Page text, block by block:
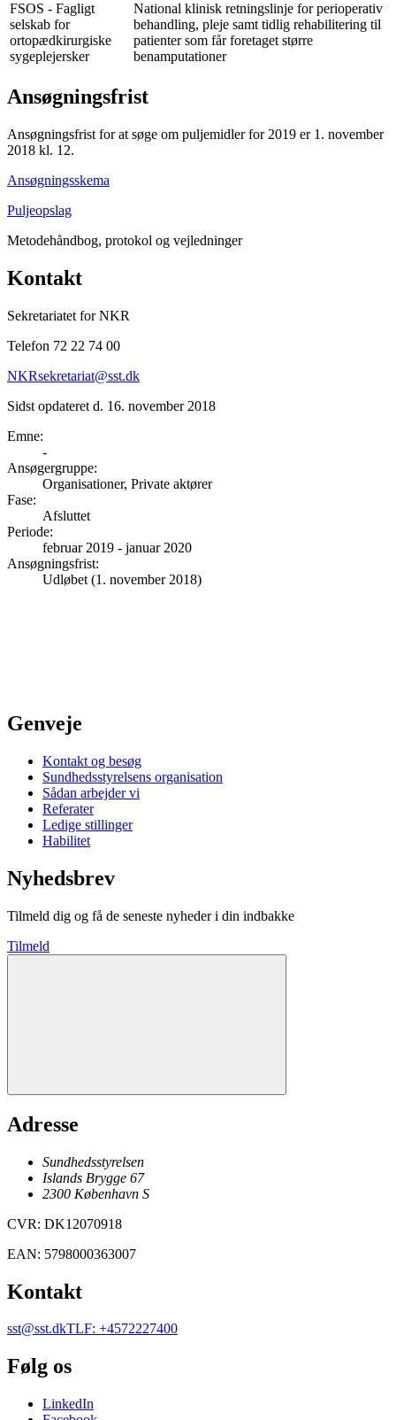
FSOS - Fagligt
selskab for
ortopædkirurgiske
sygeplejersker
National klinisk retningslinje for perioperativ
behandling, pleje samt tidlig rehabilitering til
patienter som får foretaget større
benamputationer
Ansøgningsfrist
Ansøgningsfrist for at søge om puljemidler for 2019 er 1. november
2018 kl. 12.
Ansøgningsskema
Puljeopslag
Metodehåndbog, protokol og vejledninger
Kontakt
Sekretariatet for NKR
Telefon 72 22 74 00
NKRsekretariat@sst.dk
Sidst opdateret d. 16. november 2018
Emne:
-
Ansøgergruppe:
Organisationer, Private aktører
Fase:
Afsluttet
Periode:
februar 2019 - januar 2020
Ansøgningsfrist:
Udløbet (1. november 2018)
Genveje
Kontakt og besøg
Sundhedsstyrelsens organisation
Sådan arbejder vi
Referater
Ledige stillinger
Habilitet
Nyhedsbrev
Tilmeld dig og få de seneste nyheder i din indbakke
Tilmeld
Adresse
Sundhedsstyrelsen
Islands Brygge 67
2300 København S
CVR: DK12070918
EAN: 5798000363007
Kontakt
sst@sst.dkTLF: +4572227400
Følg os
LinkedIn